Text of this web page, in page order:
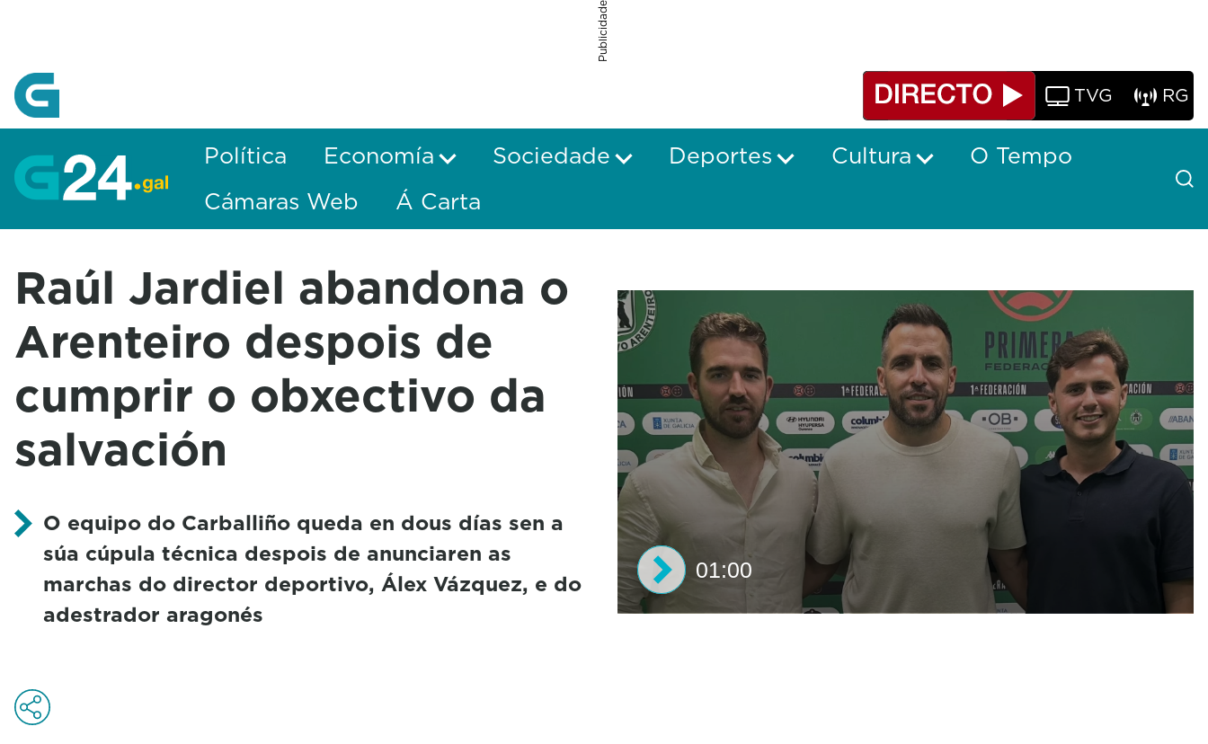
Publicidade
TVG RG
Política Economía Sociedade Deportes Cultura
O Tempo
Cámaras Web
Á Carta
Raúl Jardiel abandona o
Arenteiro despois de
cumprir o obxectivo da
salvación
O equipo do Carballiño queda en dous días sen a
súa cúpula técnica despois de anunciaren as
marchas do director deportivo, Álex Vázquez, e do
adestrador aragonés
01:00